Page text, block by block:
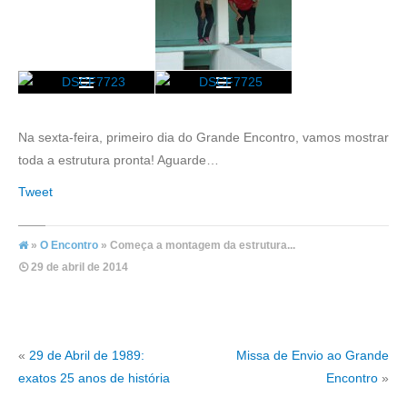
Na sexta-feira, primeiro dia do Grande Encontro, vamos mostrar
toda a estrutura pronta! Aguarde…
Tweet
» O Encontro » Começa a montagem da estrutura...
29 de abril de 2014
« 29 de Abril de 1989:
exatos 25 anos de história
Missa de Envio ao Grande
Encontro »